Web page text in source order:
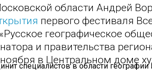
области Андрей
первого фестиваля
географическое
и правительства
в Центральном доме
специалистов в области